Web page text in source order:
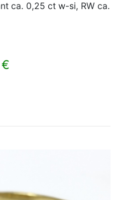
ca. 0,25 ct w-si, RW ca.